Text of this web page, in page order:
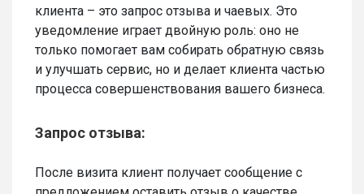
клиента – это запрос отзыва и чаевых. Это
уведомление играет двойную роль: оно не
только помогает вам собирать обратную связь
и улучшать сервис, но и делает клиента частью
процесса совершенствования вашего бизнеса.
Запрос отзыва:
После визита клиент получает сообщение с